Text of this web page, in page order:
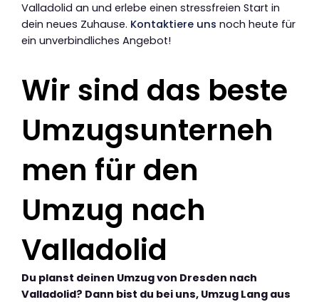
Valladolid an und erlebe einen stressfreien Start in
dein neues Zuhause. Kontaktiere uns noch heute für
ein unverbindliches Angebot!
Wir sind das beste
Umzugsunterneh
men für den
Umzug nach
Valladolid
Du planst deinen Umzug von Dresden nach
Valladolid? Dann bist du bei uns, Umzug Lang aus